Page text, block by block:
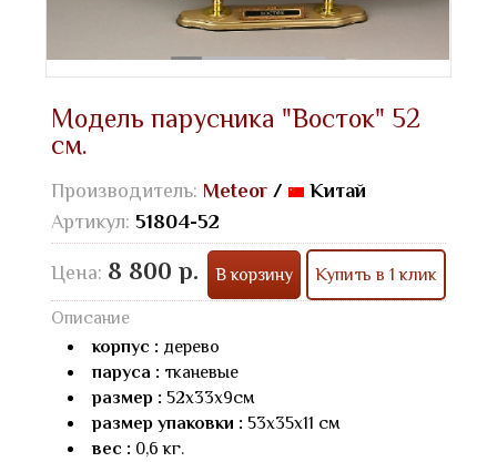
Модель парусника "Восток" 52
см.
Производитель: Meteor /
Китай
Артикул: 51804-52
Цена: 8 800 р. В корзину Купить в 1 клик
Описание
корпус : дерево
паруса : тканевые
размер : 52х33х9см
размер упаковки : 53х35х11 см
вес : 0,6 кг.